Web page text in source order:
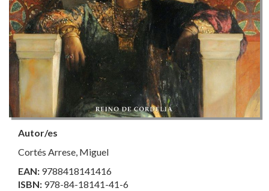
Autor/es
Cortés Arrese, Miguel
EAN: 9788418141416
ISBN: 978-84-18141-41-6